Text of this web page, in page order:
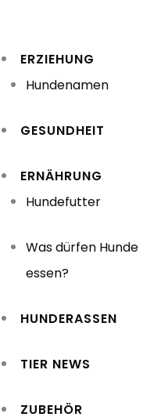
springen
ERZIEHUNG
Hundenamen
GESUNDHEIT
ERNÄHRUNG
Hundefutter
Was dürfen Hunde
essen?
HUNDERASSEN
TIER NEWS
ZUBEHÖR